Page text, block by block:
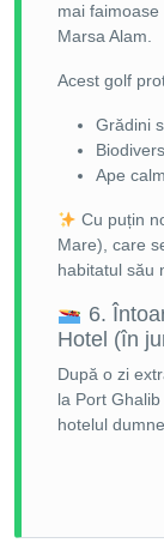
mai
Marsa Alam.
Acest golf
Grădini
Ape
Cu puțin
Mare), care
habitatul său
6.
Hotel (în
După o zi
la Port
hotelul